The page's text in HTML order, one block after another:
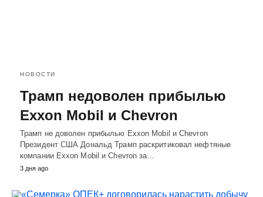
НОВОСТИ
Трамп недоволен прибылью
Exxon Mobil и Chevron
Трамп не доволен прибылью Exxon Mobil и Chevron
Президент США Дональд Трамп раскритиковал нефтяные
компании Exxon Mobil и Chevron за…
3 дня ago